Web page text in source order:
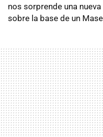
nos sorprende una
sobre la base de un